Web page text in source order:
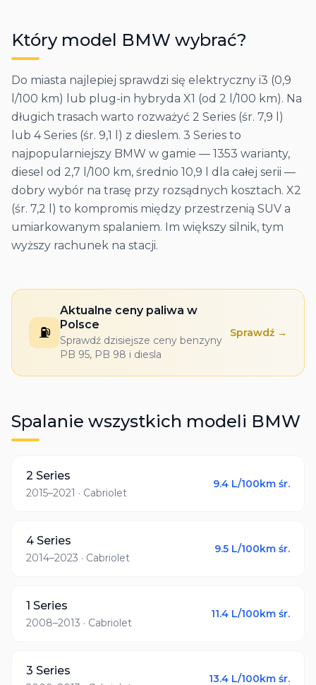
Który model BMW wybrać?
Do miasta najlepiej sprawdzi się elektryczny i3 (0,9
l/100 km) lub plug-in hybryda X1 (od 2 l/100 km). Na
długich trasach warto rozważyć 2 Series (śr. 7,9 l)
lub 4 Series (śr. 9,1 l) z dieslem. 3 Series to
najpopularniejszy BMW w gamie — 1353 warianty,
diesel od 2,7 l/100 km, średnio 10,9 l dla całej serii —
dobry wybór na trasę przy rozsądnych kosztach. X2
(śr. 7,2 l) to kompromis między przestrzenią SUV a
umiarkowanym spalaniem. Im większy silnik, tym
wyższy rachunek na stacji.
⛽
Aktualne ceny paliwa w
Polsce
Sprawdź dzisiejsze ceny benzyny
PB 95, PB 98 i diesla
Sprawdź →
Spalanie wszystkich modeli BMW
2 Series
2015–2021 · Cabriolet
9.4 L/100km śr.
4 Series
2014–2023 · Cabriolet
9.5 L/100km śr.
1 Series
2008–2013 · Cabriolet
11.4 L/100km śr.
3 Series
13.4 L/100km śr.